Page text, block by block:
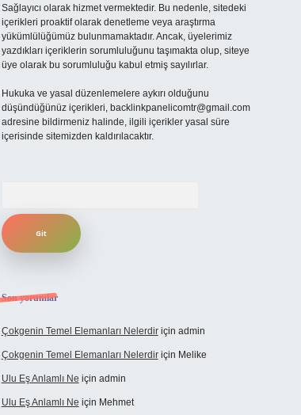
Sağlayıcı olarak hizmet vermektedir. Bu nedenle, sitedeki
içerikleri proaktif olarak denetleme veya araştırma
yükümlülüğümüz bulunmamaktadır. Ancak, üyelerimiz
yazdıkları içeriklerin sorumluluğunu taşımakta olup, siteye
üye olarak bu sorumluluğu kabul etmiş sayılırlar.
Hukuka ve yasal düzenlemelere aykırı olduğunu
düşündüğünüz içerikleri, backlinkpanelicomtr@gmail.com
adresine bildirmeniz halinde, ilgili içerikler yasal süre
içerisinde sitemizden kaldırılacaktır.
Son yorumlar
Çokgenin Temel Elemanları Nelerdiriçin admin
Çokgenin Temel Elemanları Nelerdiriçin Melike
Ulu Eş Anlamlı Ne için admin
Ulu Eş Anlamlı Ne için Mehmet